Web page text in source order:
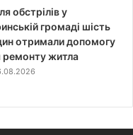
обстрілів у
громаді шість
отримали допомогу
ремонту житла